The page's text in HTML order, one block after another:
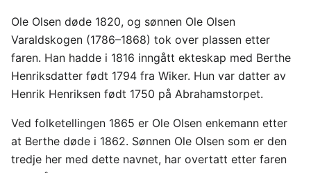
Ole Olsen døde 1820, og sønnen Ole Olsen
Varaldskogen (1786–1868) tok over plassen etter
faren. Han hadde i 1816 inngått ekteskap med Berthe
Henriksdatter født 1794 fra Wiker. Hun var datter av
Henrik Henriksen født 1750 på Abrahamstorpet.
Ved folketellingen 1865 er Ole Olsen enkemann etter
at Berthe døde i 1862. Sønnen Ole Olsen som er den
tredje her med dette navnet, har overtatt etter faren